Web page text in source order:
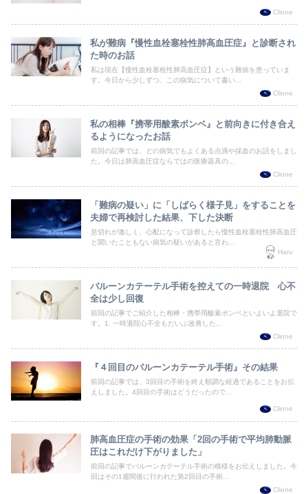
Clione
私が難病『慢性血栓塞栓性肺高血圧症』と診断され
た時のお話
私は現在【慢性血栓塞栓性肺高血圧症】という難病を患っていま
す。今日から少しずつ、この病気について書い...
Clione
私の相棒『携帯用酸素ボンベ』と前向きに付き合え
るようになったお話
前回の記事では、どの病気でもよくある点滴や採血のお話をしまし
た。今日は肺高血圧症ならではの医療器具の...
Clione
「難病の疑い」に「しばらく様子見」をすることを
夫婦で再検討した結果、下した決断
息切れが激しく、心配になって診察したら慢性血栓塞栓性肺高血圧
と聞いたこともない病気の疑いがあると言わ...
Haru
バルーンカテーテル手術を控えての一時退院 心不
全は少し回復
前回の記事でご紹介した相棒・携帯用酸素ボンベといよいよ退院で
す。1. 一時退院心不全もだいぶ改善した...
Clione
『４回目のバルーンカテーテル手術』その結果
前回の記事では、3回目の手術を終え順調な経過であることをお伝
えしました。4回目の手術はどうだったので...
Clione
肺高血圧症の手術の効果「2回の手術で平均肺動脈
圧はこれだけ下がりました」
前回の記事でバルーンカテーテル手術の模様をお伝えしました。今
回はその1週間後に行われた第2回目の手術...
Clione